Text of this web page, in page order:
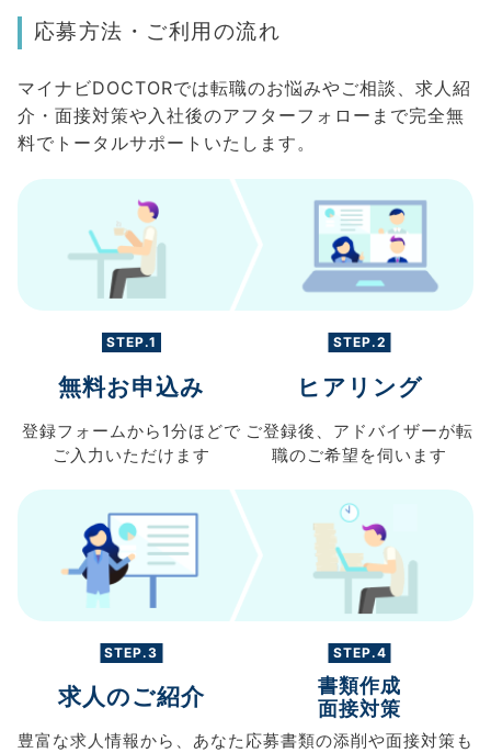
応募方法・ご利用の流れ
マイナビDOCTORでは転職のお悩みやご相談、求人紹
介・面接対策や入社後のアフターフォローまで完全無
料でトータルサポートいたします。
STEP.1
無料お申込み
登録フォームから 1分ほどで
ご入力 いただけます
STEP.2
ヒアリング
ご登録後、 アドバイザーが転
職のご希望を伺います
STEP.3
求人のご紹介
豊富な求人情報から、 あなた
STEP.4
書類作成
面接対策
応募書類の添削や面接対策も